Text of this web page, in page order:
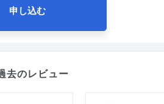
申し込む
去のレビュー